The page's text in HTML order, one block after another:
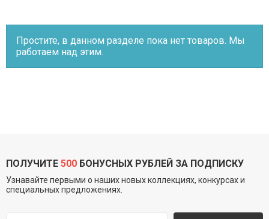
Простите, в данном разделе пока нет товаров. Мы
работаем над этим.
ПОЛУЧИТЕ 500 БОНУСНЫХ РУБЛЕЙ ЗА ПОДПИСКУ
Узнавайте первыми о наших новых коллекциях, конкурсах и
специальных предложениях.